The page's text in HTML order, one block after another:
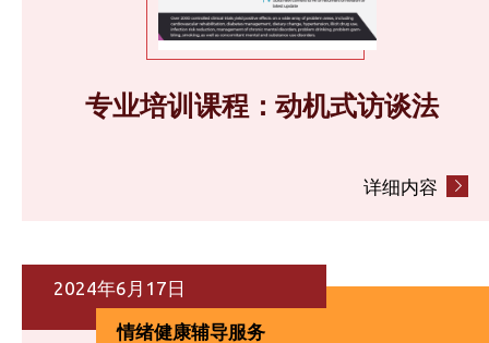
专业培训课程：动机式访谈法
详细内容
2024年6月17日
情绪健康辅导服务